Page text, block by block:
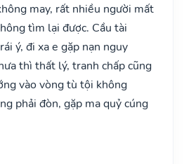
may, rất nhiều người mất
tìm lại được. Cầu tài
ý, đi xa e gặp nạn nguy
thì thất lý, tranh chấp cũng
vào vòng tù tội không
phải đòn, gặp ma quỷ cúng